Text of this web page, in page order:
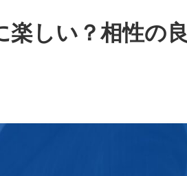
楽しい？相性の良